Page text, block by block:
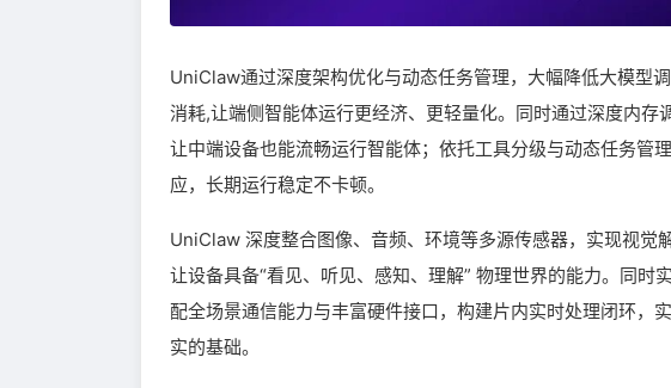
UniClaw通过深度架构优化与动态任务管理，大幅降低大模型
消耗,让端侧智能体运行更经济、更轻量化。同时通过深度内存
让中端设备也能流畅运行智能体；依托工具分级与动态任务管
应，长期运行稳定不卡顿。
UniClaw 深度整合图像、音频、环境等多源传感器，实现视觉
让设备具备“看见、听见、感知、理解” 物理世界的能力。同
配全场景通信能力与丰富硬件接口，构建片内实时处理闭环，
实的基础。